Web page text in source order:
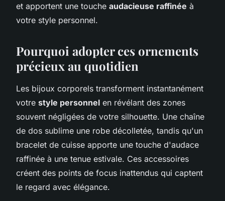
et apportent une touche audacieuse raffinée à
votre style personnel.
Pourquoi adopter ces ornements
précieux au quotidien
Les bijoux corporels transforment instantanément
votre style personnel en révélant des zones
souvent négligées de votre silhouette. Une chaîne
de dos sublime une robe décolletée, tandis qu'un
bracelet de cuisse apporte une touche d'audace
raffinée à une tenue estivale. Ces accessoires
créent des points de focus inattendus qui captent
le regard avec élégance.